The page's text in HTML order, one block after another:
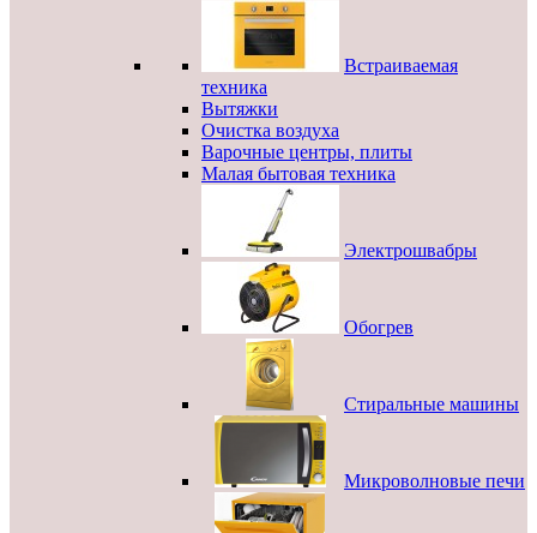
Встраиваемая
техника
Вытяжки
Очистка воздуха
Варочные центры, плиты
Малая бытовая техника
Электрошвабры
Обогрев
Стиральные машины
Микроволновые печи